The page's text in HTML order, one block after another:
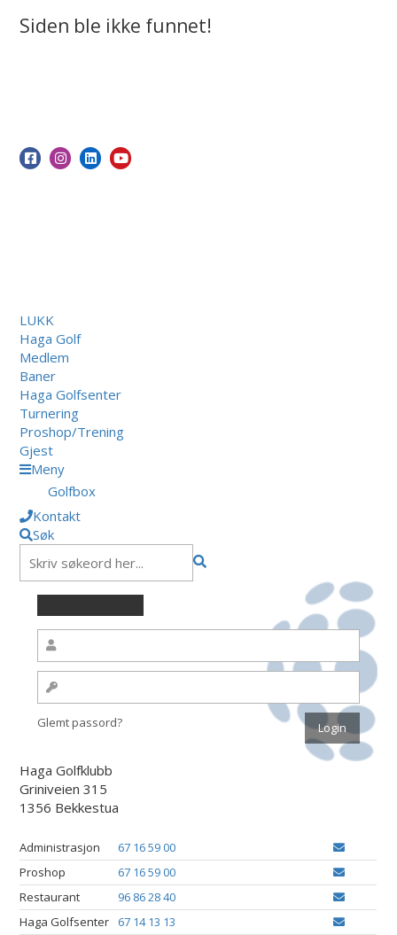
Siden ble ikke funnet!
LUKK
Haga Golf
Medlem
Baner
Haga Golfsenter
Turnering
Proshop/Trening
Gjest
Meny
Golfbox
Kontakt
Søk
Glemt passord?
Haga Golfklubb
Griniveien 315
1356 Bekkestua
Administrasjon
67 16 59 00
Proshop
67 16 59 00
Restaurant
96 86 28 40
Haga Golfsenter
67 14 13 13